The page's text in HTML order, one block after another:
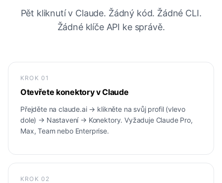
Pět kliknutí v Claude. Žádný kód. Žádné CLI.
Žádné klíče API ke správě.
KROK 01
Otevřete konektory v Claude
Přejděte na claude.ai → klikněte na svůj profil (vlevo
dole) → Nastavení → Konektory. Vyžaduje Claude Pro,
Max, Team nebo Enterprise.
KROK 02